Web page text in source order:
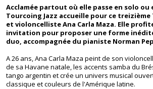
Acclamée partout où elle passe en solo
Tourcoing Jazz accueille pour ce
et violoncelliste Ana Carla Maza. Elle
invitation pour proposer une forme
duo, accompagnée du pianiste Norman
A 26 ans, Ana Carla Maza peint de son
de sa Havane natale, les accents samba du
tango argentin et crée un univers musical
classique et couleurs de l'Amérique latine.